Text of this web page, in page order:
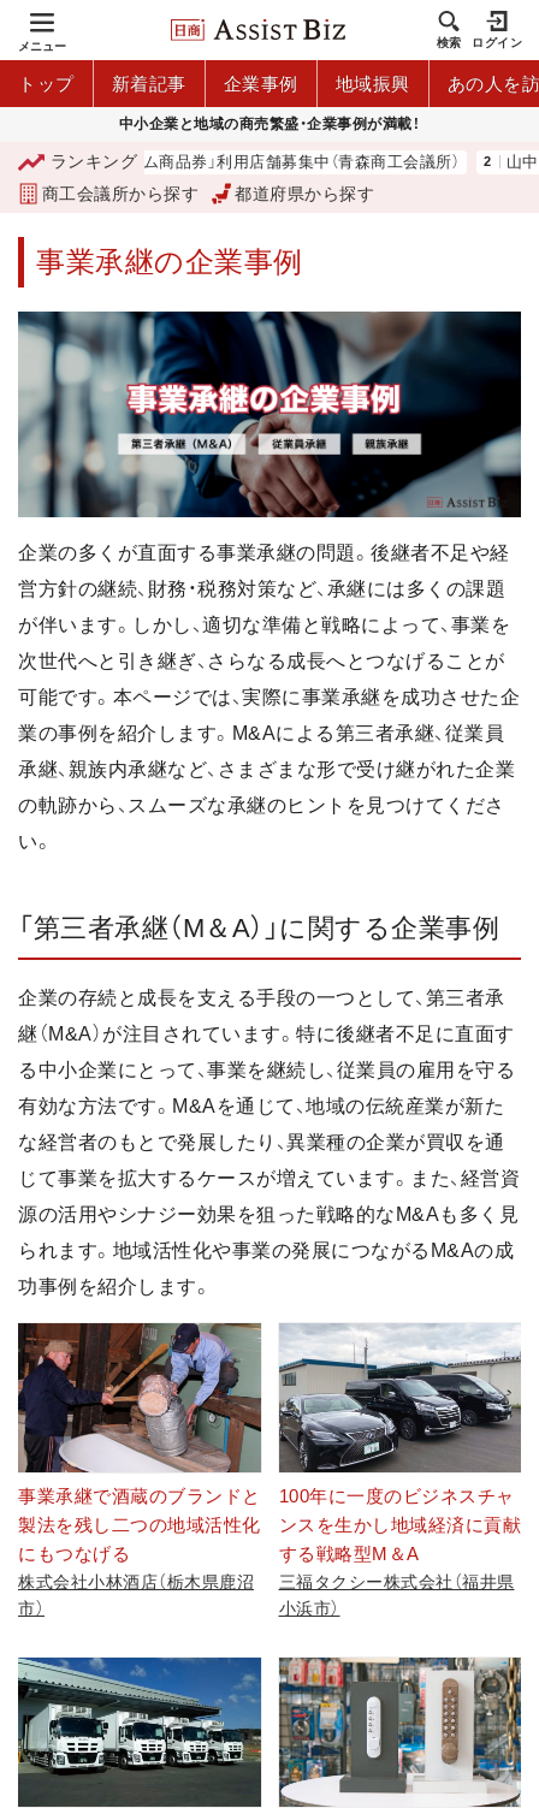
メニュー 検索 ログイン
トップ 新着記事 企業事例 地域振興 あの人を
中小企業と地域の商売繁盛・企業事例が満載！
ランキング
レミアム商品券」利用店舗募集中（青森商工会議所） 山中伸弥
商工会議所から探す 都道府県から探す
事業承継の企業事例
企業の多くが直面する事業承継の問題。後継者不足や経
営方針の継続、財務・税務対策など、承継には多くの課題
が伴います。しかし、適切な準備と戦略によって、事業を
次世代へと引き継ぎ、さらなる成長へとつなげることが
可能です。本ページでは、実際に事業承継を成功させた企
業の事例を紹介します。M&Aによる第三者承継、従業員
承継、親族内承継など、さまざまな形で受け継がれた企業
の軌跡から、スムーズな承継のヒントを見つけてくださ
い。
「第三者承継（M＆A）」に関する企業事例
企業の存続と成長を支える手段の一つとして、第三者承
継（M&A）が注目されています。特に後継者不足に直面す
る中小企業にとって、事業を継続し、従業員の雇用を守る
有効な方法です。M&Aを通じて、地域の伝統産業が新た
な経営者のもとで発展したり、異業種の企業が買収を通
じて事業を拡大するケースが増えています。また、経営資
源の活用やシナジー効果を狙った戦略的なM&Aも多く見
られます。地域活性化や事業の発展につながるM&Aの成
功事例を紹介します。
事業承継で酒蔵のブランドと
製法を残し二つの地域活性化
にもつなげる
株式会社小林酒店（栃木県鹿沼
市）
100年に一度のビジネスチャ
ンスを生かし地域経済に貢献
する戦略型M＆A
三福タクシー株式会社（福井県
小浜市）